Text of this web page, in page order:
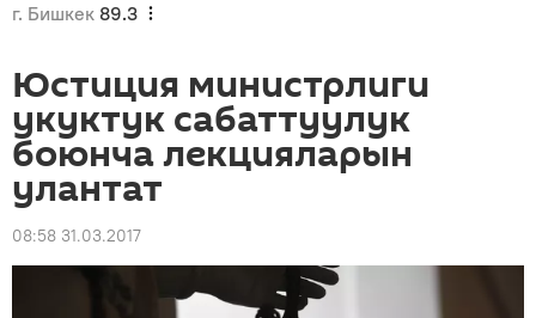
г. Бишкек 89.3
Юстиция министрлиги
укуктук сабаттуулук
боюнча лекцияларын
улантат
08:58 31.03.2017